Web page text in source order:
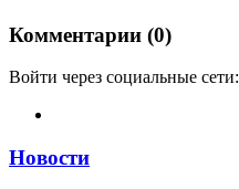
Комментарии (0)
Войти через социальные сети:
Новости